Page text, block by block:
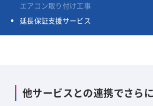
エアコン取り付け工事
延長保証支援サービス
他サービスとの連携でさら